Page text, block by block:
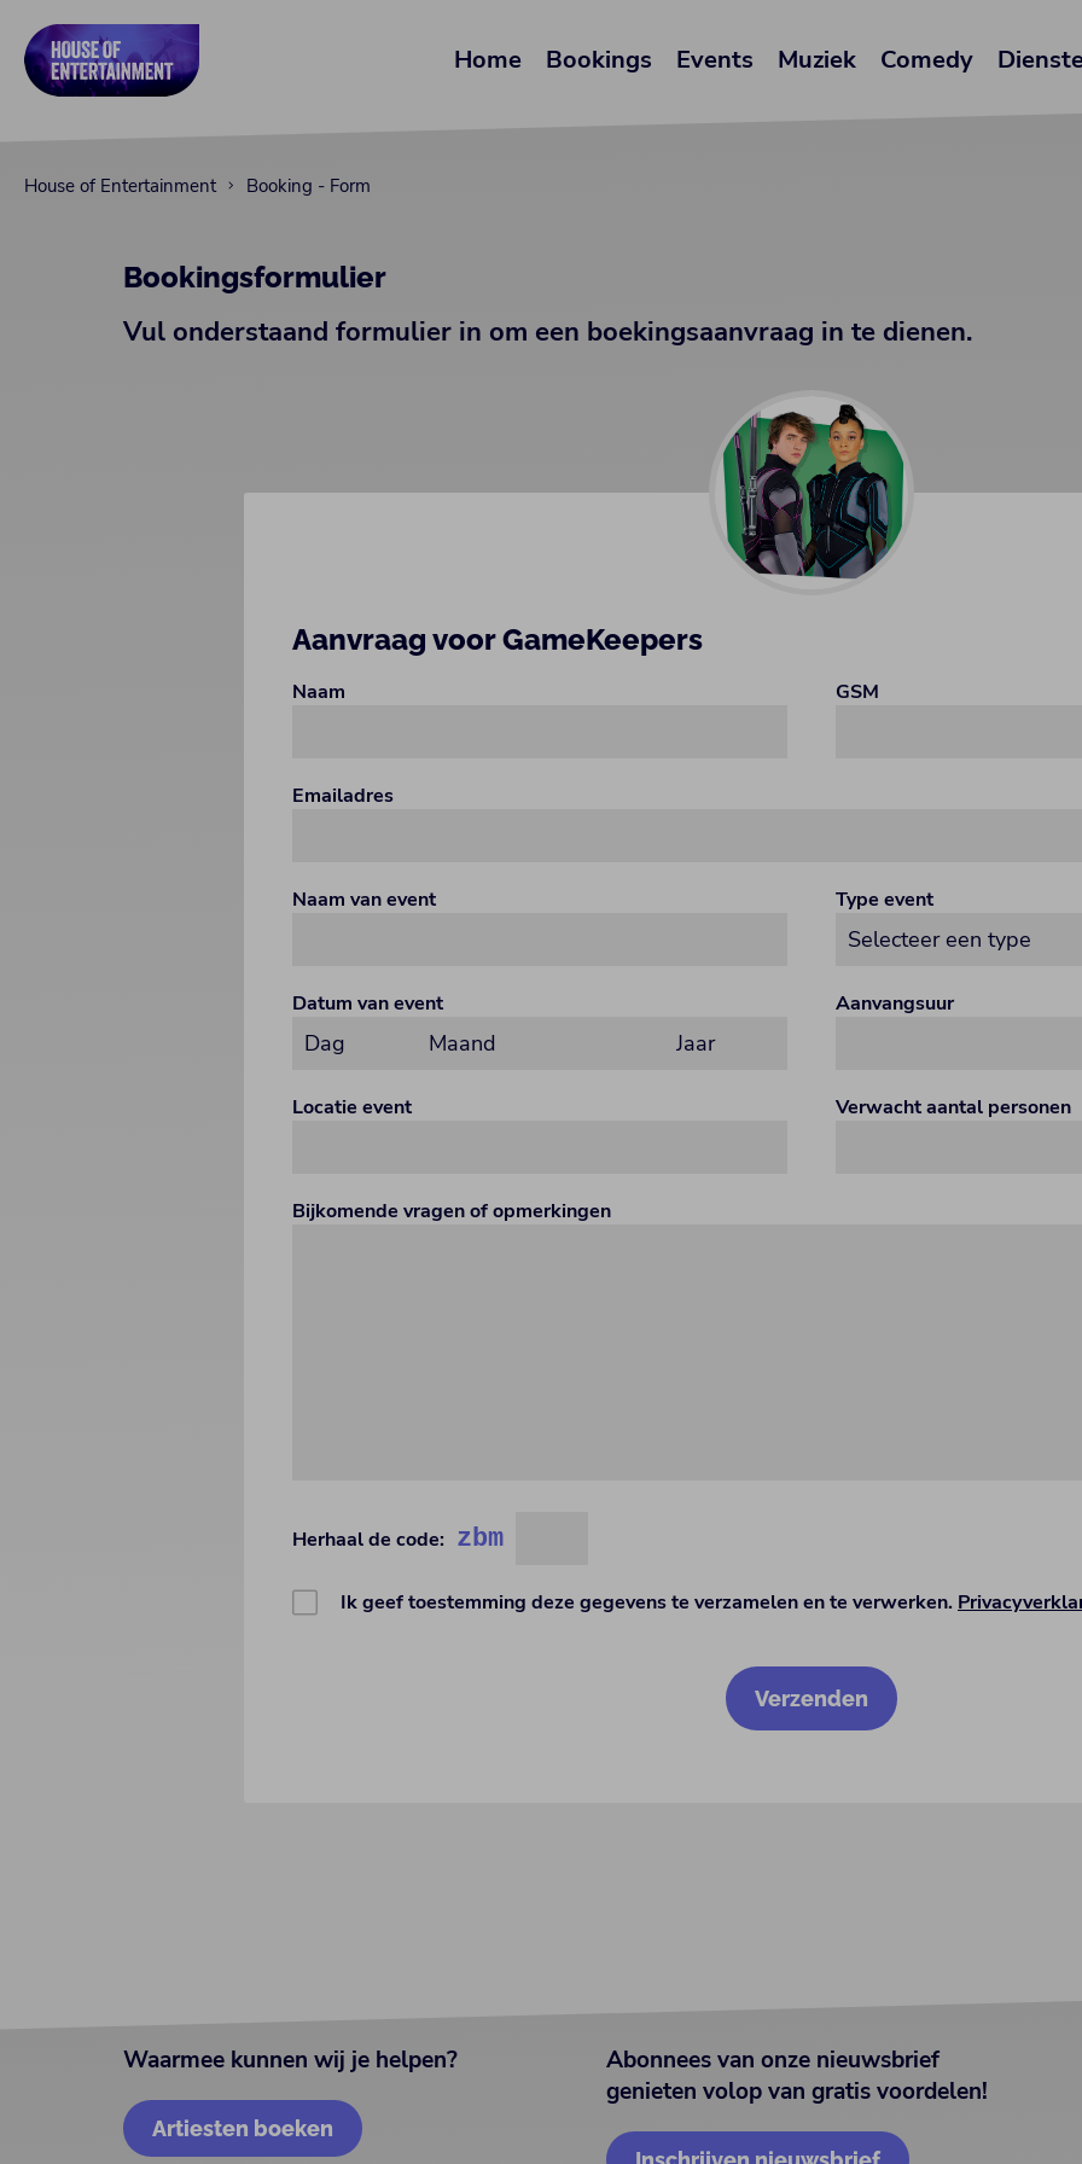
Home Bookings Events Muziek Comedy
House of Entertainment Booking - Form
Bookingsformulier
Vul onderstaand formulier in om een boekingsaanvraag in te dienen.
Aanvraag voor GameKeepers
Naam GSM
Emailadres
Naam van event Type event
Datum van event Aanvangsuur
Locatie event Verwacht aantal personen
Bijkomende vragen of opmerkingen
Herhaal de code: zbm
Ik geef toestemming deze gegevens te verzamelen en te verwerken.
Waarmee kunnen wij je helpen?
Artiesten boeken
Abonnees van onze nieuwsbrief
genieten volop van gratis voordelen!